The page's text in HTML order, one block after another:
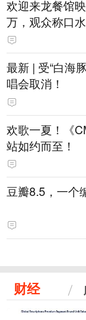
欢迎来龙餐馆
万，观众称口
最新 | 受“白海
唱会取消！
欢歌一夏！《
站如约而至！
豆瓣8.5，一个
财经